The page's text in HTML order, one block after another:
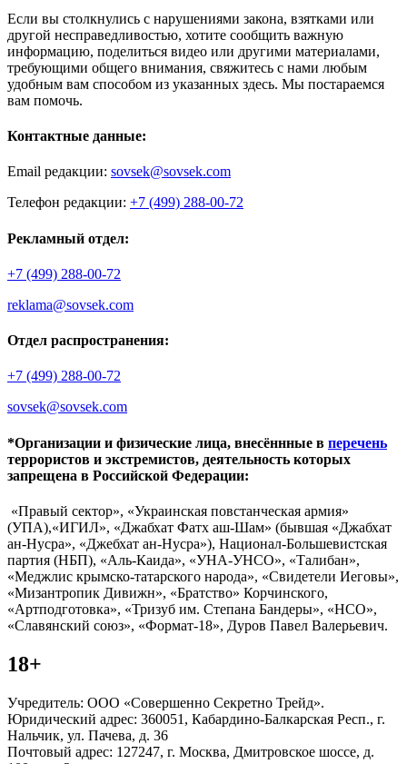
Если вы столкнулись с нарушениями закона, взятками или
другой несправедливостью, хотите сообщить важную
информацию, поделиться видео или другими материалами,
требующими общего внимания, свяжитесь с нами любым
удобным вам способом из указанных здесь. Мы постараемся
вам помочь.
Контактные данные:
Email редакции: sovsek@sovsek.com
Телефон редакции: +7 (499) 288-00-72
Рекламный отдел:
+7 (499) 288-00-72
reklama@sovsek.com
Отдел распространения:
+7 (499) 288-00-72
sovsek@sovsek.com
*Организации и физические лица, внесённные в перечень
террористов и экстремистов, деятельность которых
запрещена в Российской Федерации:
«Правый сектор», «Украинская повстанческая армия»
(УПА),«ИГИЛ», «Джабхат Фатх аш-Шам» (бывшая «Джабхат
ан-Нусра», «Джебхат ан-Нусра»), Национал-Большевистская
партия (НБП), «Аль-Каида», «УНА-УНСО», «Талибан»,
«Меджлис крымско-татарского народа», «Свидетели Иеговы»,
«Мизантропик Дивижн», «Братство» Корчинского,
«Артподготовка», «Тризуб им. Степана Бандеры», «НСО»,
«Славянский союз», «Формат-18», Дуров Павел Валерьевич.
18+
Учредитель: ООО «Совершенно Секретно Трейд».
Юридический адрес: 360051, Кабардино-Балкарская Респ., г.
Нальчик, ул. Пачева, д. 36
Почтовый адрес: 127247, г. Москва, Дмитровское шоссе, д.